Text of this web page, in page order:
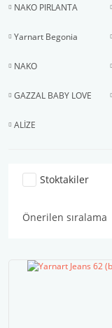
NAKO PIRLANTA
Yarnart Begonia
NAKO
GAZZAL BABY LOVE
ALİZE
Stoktakiler